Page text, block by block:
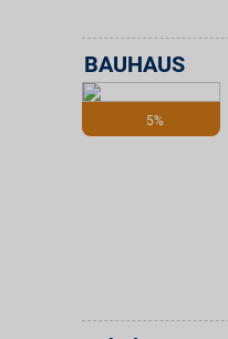
5%
BAUHAUS